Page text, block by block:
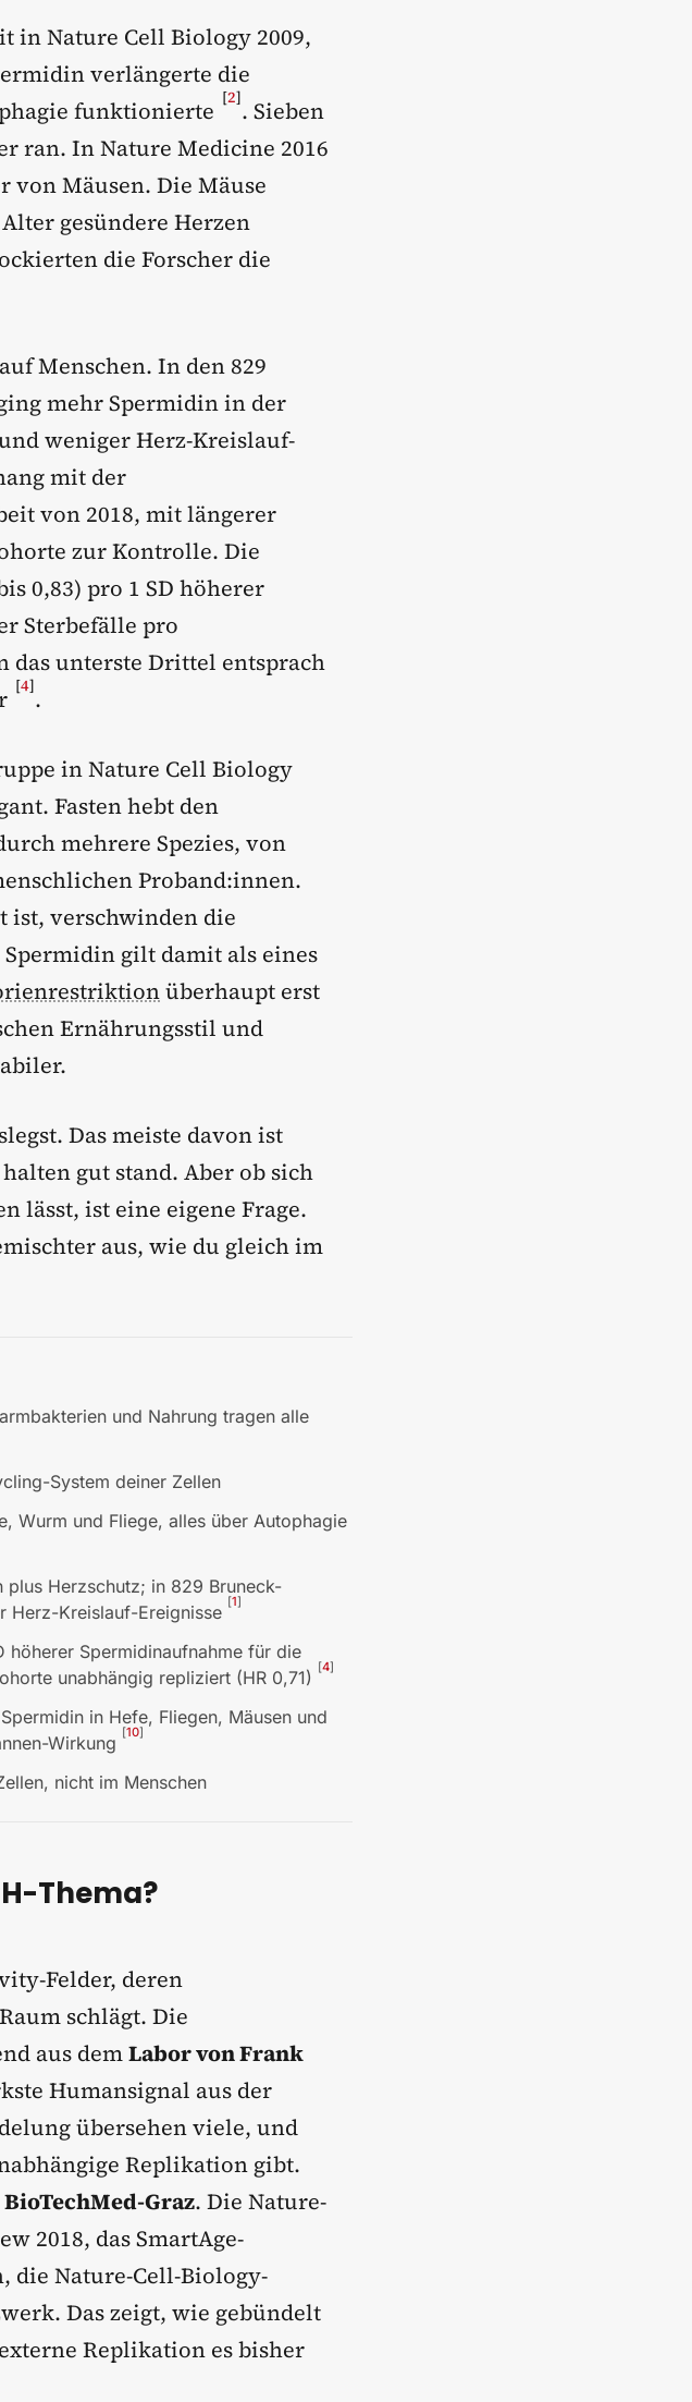
in Nature Cell Biology 2009,
verlängerte die
funktionierte [2]. Sieben
ran. In Nature Medicine 2016
Mäusen. Die Mäuse
gesündere Herzen
die Forscher die
Menschen. In den 829
mehr Spermidin in der
weniger Herz-Kreislauf-
mit der
von 2018, mit längerer
zur Kontrolle. Die
0,83) pro 1 SD höherer
Sterbefälle pro
das unterste Drittel entsprach
[4].
in Nature Cell Biology
Fasten hebt den
mehrere Spezies, von
Proband:innen.
ist, verschwinden die
Spermidin gilt damit als eines
überhaupt erst
Ernährungsstil und
Das meiste davon ist
gut stand. Aber ob sich
lässt, ist eine eigene Frage.
aus, wie du gleich im
und Nahrung tragen alle
System deiner Zellen
Wurm und Fliege, alles über Autophagie
plus Herzschutz; in 829 Bruneck-
Herz-Kreislauf-Ereignisse [1]
höherer Spermidinaufnahme für die
unabhängig repliziert (HR 0,71) [4]
in Hefe, Fliegen, Mäusen und
Wirkung [10]
nicht im Menschen
Thema?
Felder, deren
schlägt. Die
aus demLabor von Frank
Humansignal aus der
übersehen viele, und
Replikation gibt.
BioTechMed-Graz. Die Nature-
2018, das SmartAge-
Nature-Cell-Biology-
Das zeigt, wie gebündelt
Replikation es bisher